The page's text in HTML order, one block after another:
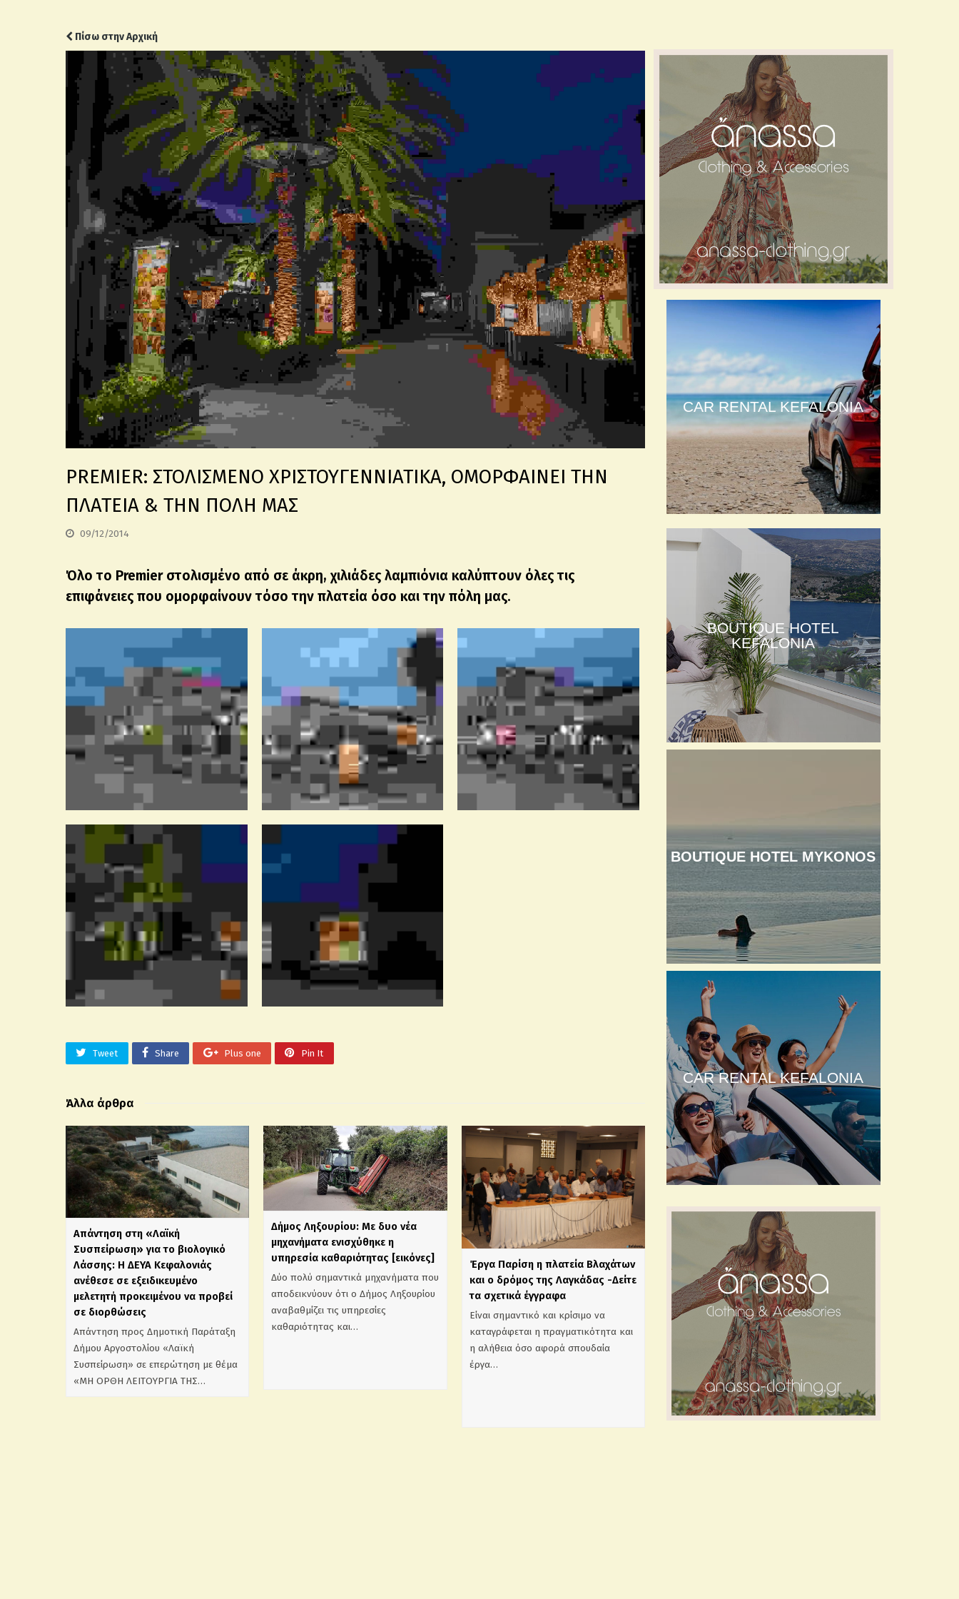
Πίσω στην Αρχική
PREMIER: ΣΤΟΛΙΣΜΕΝΟ ΧΡΙΣΤΟΥΓΕΝΝΙΑΤΙΚΑ, ΟΜΟΡΦΑΙΝΕΙ ΤΗΝ
ΠΛΑΤΕΙΑ & ΤΗΝ ΠΟΛΗ ΜΑΣ
09/12/2014
Όλο το Premier στολισμένο από σε άκρη, χιλιάδες λαμπιόνια καλύπτουν όλες τις
επιφάνειες που ομορφαίνουν τόσο την πλατεία όσο και την πόλη μας.
Tweet Share Plus one Pin It
Άλλα άρθρα
Απάντηση στη «Λαϊκή
Συσπείρωση» για το βιολογικό
Λάσσης: Η ΔΕΥΑ Κεφαλονιάς
ανέθεσε σε εξειδικευμένο
μελετητή προκειμένου να προβεί
σε διορθώσεις
Απάντηση προς Δημοτική Παράταξη
Δήμου Αργοστολίου «Λαϊκή
Συσπείρωση» σε επερώτηση με θέμα
«ΜΗ ΟΡΘΗ ΛΕΙΤΟΥΡΓΙΑ ΤΗΣ…
Δήμος Ληξουρίου: Με δυο νέα
μηχανήματα ενισχύθηκε η
υπηρεσία καθαριότητας [εικόνες]
Δύο πολύ σημαντικά μηχανήματα που
αποδεικνύουν ότι ο Δήμος Ληξουρίου
αναβαθμίζει τις υπηρεσίες
καθαριότητας και…
Έργα Παρίση η πλατεία Βλαχάτων
και ο δρόμος της Λαγκάδας -Δείτε
τα σχετικά έγγραφα
Είναι σημαντικό και κρίσιμο να
καταγράφεται η πραγματικότητα και
η αλήθεια όσο αφορά σπουδαία
έργα…
CAR RENTAL KEFALONIA
BOUTIQUE HOTEL
KEFALONIA
BOUTIQUE HOTEL MYKONOS
CAR RENTAL KEFALONIA